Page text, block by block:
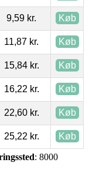
9,59 kr. Køb
11,87 kr. Køb
15,84 kr. Køb
16,22 kr. Køb
22,60 kr. Køb
25,22 kr. Køb
: 8000